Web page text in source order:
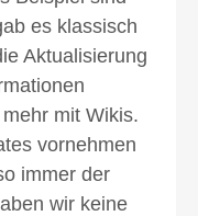
es klassisch
Aktualisierung
mit Wikis.
vornehmen
immer der
wir keine